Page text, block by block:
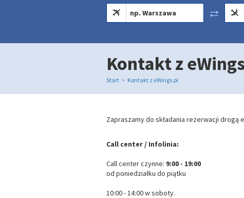
Kontakt z
Start » Kontakt z eWings.pl
Zapraszamy do składania rezerwacji drogą
Call center / Infolinia:
Call center czynne: 9:00 - 19:00
od poniedziałku do piątku
10:00 - 14:00 w soboty.